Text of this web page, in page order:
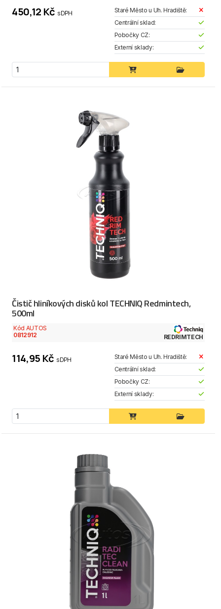
450,12 Kč s DPH
Staré Město u Uh. Hradiště:
Centrální sklad:
Pobočky CZ:
Externí sklady:
Čistič hliníkových disků kol TECHNIQ Redmintech,
500ml
Kód AUTOS
0812912
REDRIMTECH
114,95 Kč s DPH
Staré Město u Uh. Hradiště:
Centrální sklad:
Pobočky CZ:
Externí sklady: